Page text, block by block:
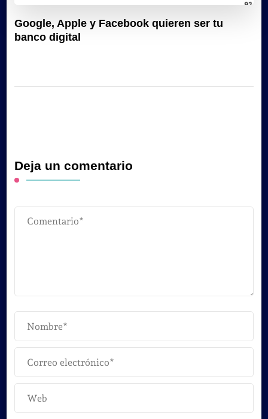
Google, Apple y Facebook quieren ser tu
banco digital
Deja un comentario